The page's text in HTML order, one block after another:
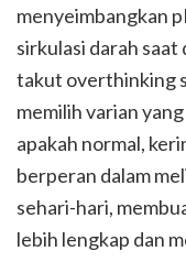
menyeimbangkan
sirkulasi darah
takut overthinking
memilih varian
apakah normal,
berperan dalam
sehari-hari,
lebih lengkap dan